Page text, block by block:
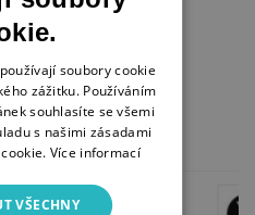
soubory cookie
zážitku. Používáním
souhlasíte se všemi
s našimi zásadami
Více informací
VŠECHNY